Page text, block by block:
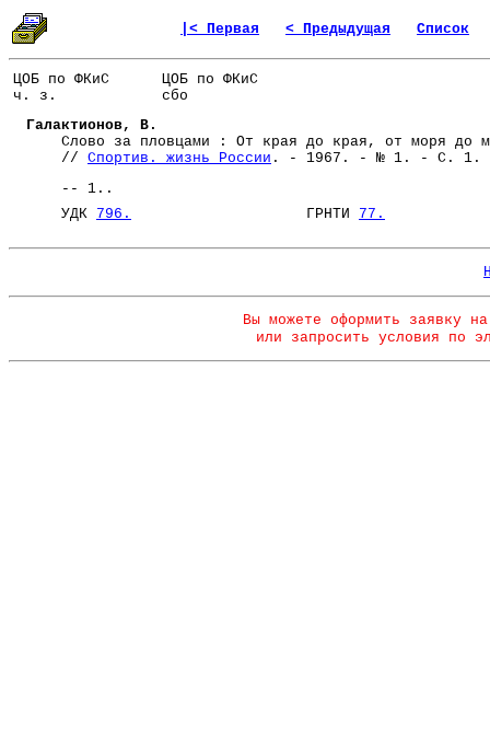
|< Первая < Предыдущая Список
ЦОБ по ФКиС
ч. з.
ЦОБ по ФКиС
сбо
Галактионов, В.
Слово за пловцами : От края до края, от моря до
// Спортив. жизнь России . - 1967. - № 1. - С. 1.
-- 1..
УДК 796. ГРНТИ 77.
Вы можете оформить заявку
или запросить условия по